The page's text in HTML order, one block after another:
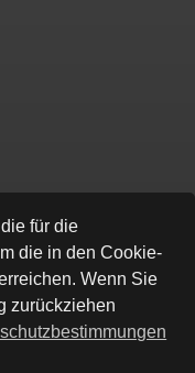
für die
die in den Cookie-
Wenn Sie
zurückziehen